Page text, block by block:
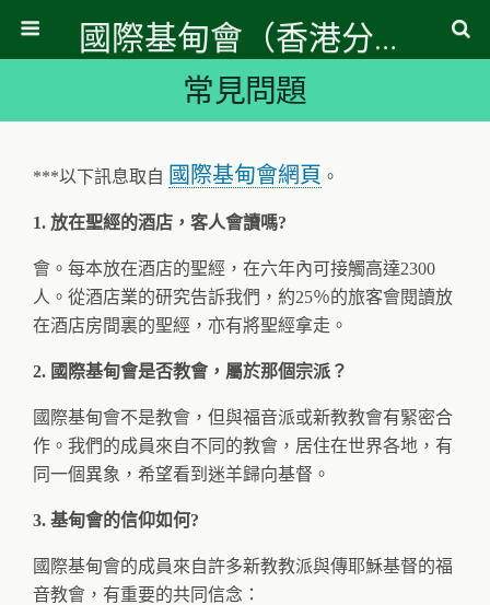
國際基甸會（香港分會）
常見問題
***以下訊息取自 國際基甸會網頁 。
1. 放在聖經的酒店，客人會讀嗎?
會。每本放在酒店的聖經，在六年內可接觸高達2300
人。從酒店業的研究告訴我們，約25％的旅客會閱讀放
在酒店房間裏的聖經，亦有將聖經拿走。
2. 國際基甸會是否教會，屬於那個宗派？
國際基甸會不是教會，但與福音派或新教教會有緊密合
作。我們的成員來自不同的教會，居住在世界各地，有
同一個異象，希望看到迷羊歸向基督。
3. 基甸會的信仰如何?
國際基甸會的成員來自許多新教教派與傳耶穌基督的福
音教會，有重要的共同信念：